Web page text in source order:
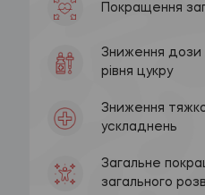
Покращення
Зниження дози
рівня цукру
Зниження
ускладнень
Загальне
загального